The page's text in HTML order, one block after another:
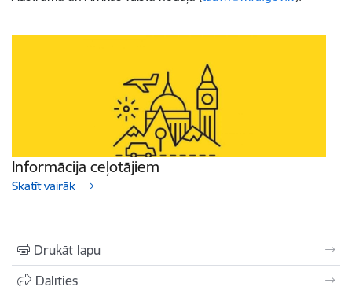
Informācija ceļotājiem
Skatīt vairāk
Drukāt lapu
Dalīties